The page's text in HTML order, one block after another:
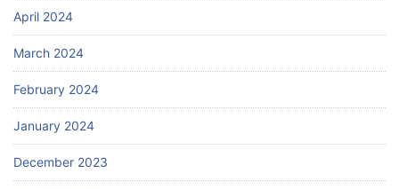
April 2024
March 2024
February 2024
January 2024
December 2023